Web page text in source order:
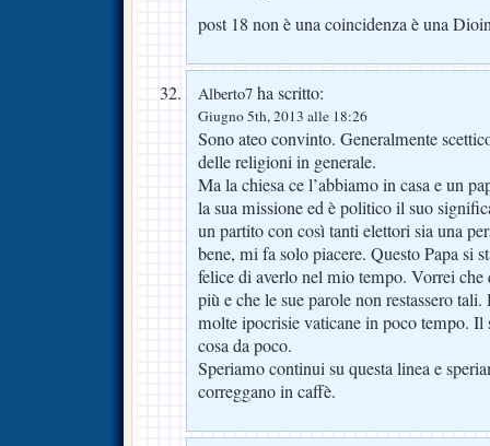
post 18 non è una coincidenza è una
Alberto7 ha scritto:
Giugno 5th, 2013 alle 18:26
Sono ateo convinto. Generalmente
delle religioni in generale.
Ma la chiesa ce l’abbiamo in casa e un
la sua missione ed è politico il suo
un partito con così tanti elettori sia una
bene, mi fa solo piacere. Questo Papa si
felice di averlo nel mio tempo. Vorrei che
più e che le sue parole non restassero
molte ipocrisie vaticane in poco tempo. Il
cosa da poco.
Speriamo continui su questa linea e
correggano in caffè.